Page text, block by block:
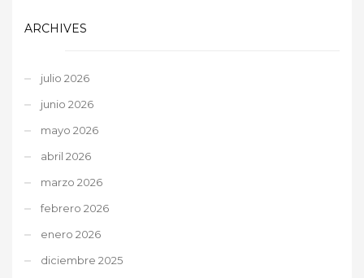
ARCHIVES
julio 2026
junio 2026
mayo 2026
abril 2026
marzo 2026
febrero 2026
enero 2026
diciembre 2025